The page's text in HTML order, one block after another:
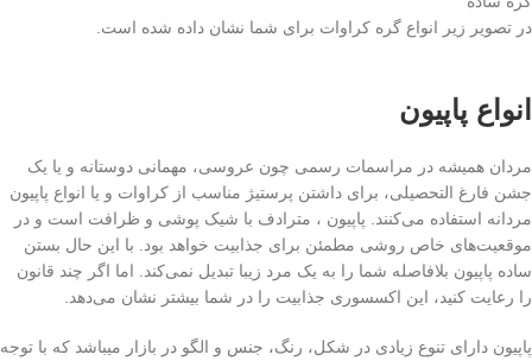
در تصویر زیر انواع گره کراوات برای شما نشان داده شده است.
انواع پاپیون
مردان همیشه در مراسمات رسمی چون عروسی، مهمانی دوستانه و یا یک
جشن فارغ التحصیلی، برای داشتن پرستیژ مناسب از کراوات و یا انواع پاپیون
مردانه استفاده می‌کنند. پاپیون ، مترادف با شیک پوشی و ظرافت است و در
موقعیت‌‏های خاص روشی مطمئن برای جذابیت خواهد بود. با این حال بستن
ساده پاپیون بلافاصله شما را به یک مرد زیبا تبدیل نمی‌کند. اما اگر چند قانون
را رعایت کنید، این اکسسوری جذابیت را در شما بیشتر نشان می‌دهد.‎
پاپیون دارای تنوع زیادی در شکل، رنگ، جنس و الگو در بازار می‎باشد که با توجه